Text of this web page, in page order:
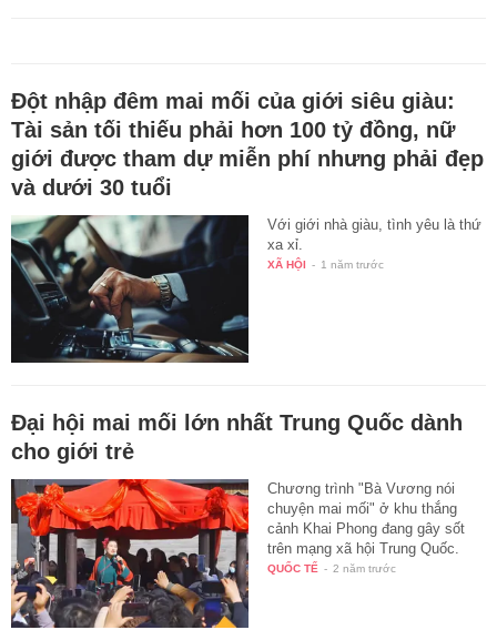
Đột nhập đêm mai mối của giới siêu giàu:
Tài sản tối thiếu phải hơn 100 tỷ đồng, nữ
giới được tham dự miễn phí nhưng phải đẹp
và dưới 30 tuổi
Với giới nhà giàu, tình yêu là thứ
xa xỉ.
XÃ HỘI - 1 năm trước
Đại hội mai mối lớn nhất Trung Quốc dành
cho giới trẻ
Chương trình "Bà Vương nói
chuyện mai mối" ở khu thắng
cảnh Khai Phong đang gây sốt
trên mạng xã hội Trung Quốc.
QUỐC TẾ - 2 năm trước